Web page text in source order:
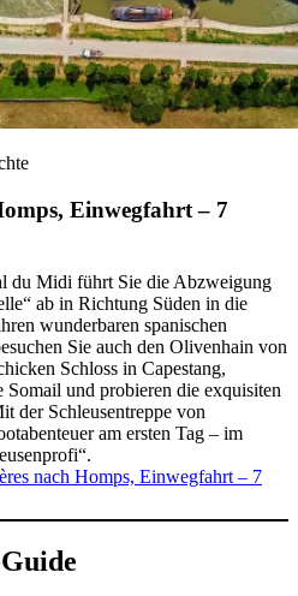
Einwegfahrt – 7
du Midi führt Sie die Abzweigung
ab in Richtung Süden in die
wunderbaren spanischen
Sie auch den Olivenhain von
Schloss in Capestang,
Somail und probieren die exquisiten
der Schleusentreppe von
am ersten Tag – im
nach Homps, Einwegfahrt – 7